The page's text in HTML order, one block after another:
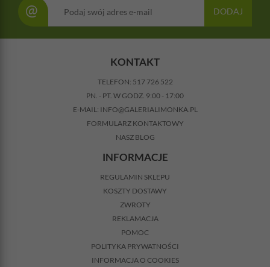
@ DODAJ
KONTAKT
TELEFON: 517 726 522
PN. - PT. W GODZ. 9:00 - 17:00
E-MAIL: INFO@GALERIALIMONKA.PL
FORMULARZ KONTAKTOWY
NASZ BLOG
INFORMACJE
REGULAMIN SKLEPU
KOSZTY DOSTAWY
ZWROTY
REKLAMACJA
POMOC
POLITYKA PRYWATNOŚCI
INFORMACJA O COOKIES